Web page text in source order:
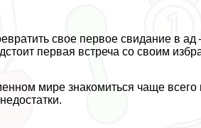
свое первое свидание в
первая встреча со своим
мире знакомиться чаще всего